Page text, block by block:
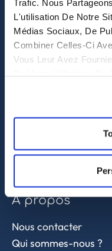
Trafic. Nous
L'utilisation De Notre
Médias Sociaux, De
Combiner Celles-Ci
Vous Leur Avez
Purchasing
Procurement solutions
Sourcing et achat en
Contrôle qualité
Supply chain et
A propos
Nous contacter
Qui sommes-nous ?